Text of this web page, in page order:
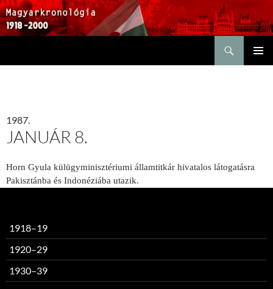
1987.
JANUÁR 8.
Horn Gyula külügyminisztériumi államtitkár hivatalos látogatásra
Pakisztánba és Indonéziába utazik.
1918–19
1920–29
1930–39